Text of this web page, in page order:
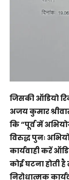
जिसकी ऑडियो
अजय कुमार
कि “पूर्व में
विरुद्ध पुनः
कार्यवाही करें
कोई घटना होती है
निरोधात्मक